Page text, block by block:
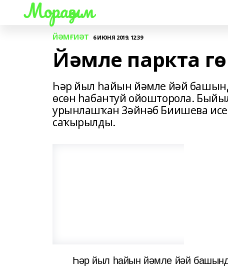
Мораҙым
ЙӘМҒИӘТ 6 ИЮНЯ 2019, 12:39
Йәмле паркта
Һәр йыл һайын йәмле йәй
өсөн һабантуй ойошторола.
урынлашҡан Зәйнәб Биишева
саҡырылды.
Һәр йыл һайын йәмле йәй